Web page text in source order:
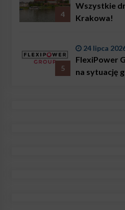
4
Wszystkie
Krakowa!
5
24 lipca
FlexiPower
na sytuację